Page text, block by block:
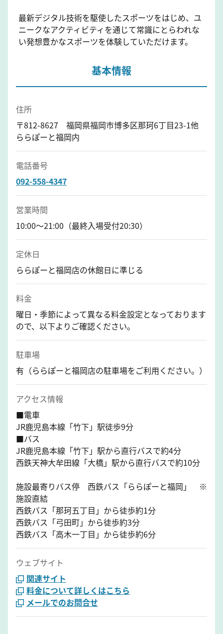
最新デジタル技術を駆使したスポーツをはじめ、ユ
ニークなアクティビティを通じて常識にとらわれな
い発想豊かなスポーツを体験していただけます。
基本情報
住所
〒812-8627 福岡県福岡市博多区那珂6丁目23-1他
ららぽーと福岡内
電話番号
092-558-4347
営業時間
10:00～21:00（最終入場受付20:30）
定休日
ららぽーと福岡店の休館日に準じる
料金
曜日・季節によって異なる料金設定となっております
ので、以下よりご確認ください。
駐車場
有（ららぽーと福岡店の駐車場をご利用ください。）
アクセス情報
■電車
JR鹿児島本線「竹下」駅徒歩9分
■バス
JR鹿児島本線「竹下」駅から直行バスで約4分
西鉄天神大牟田線「大橋」駅から直行バスで約10分
施設最寄りバス停 西鉄バス「ららぽーと福岡」 ※
施設直結
西鉄バス「那珂五丁目」から徒歩約1分
西鉄バス「弓田町」から徒歩約3分
西鉄バス「高木一丁目」から徒歩約6分
ウェブサイト
関連サイト
料金について詳しくはこちら
メールでのお問合せ